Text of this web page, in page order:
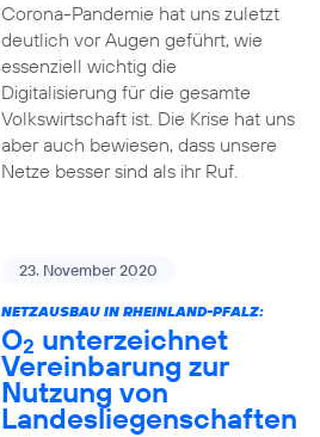
Corona-Pandemie hat uns zuletzt
deutlich vor Augen geführt, wie
essenziell wichtig die
Digitalisierung für die gesamte
Volkswirtschaft ist. Die Krise hat uns
aber auch bewiesen, dass unsere
Netze besser sind als ihr Ruf.
23. November 2020
NETZAUSBAU IN RHEINLAND-PFALZ:
O2 unterzeichnet
Vereinbarung zur
Nutzung von
Landesliegenschaften